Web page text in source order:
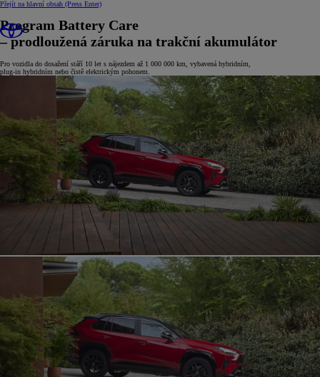
Přejít na hlavní obsah (Press Enter)
Program Battery Care
– prodloužená záruka na trakční akumulátor
Pro vozidla do dosažení stáří 10 let s nájezdem až 1 000 000 km, vybavená hybridním,
plug-in hybridním nebo čistě elektrickým pohonem.